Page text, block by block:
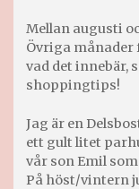
Mellan augusti
Övriga månader
vad det innebär,
shoppingtips!
Jag är en
ett gult litet
vår son Emil som
På höst/vintern